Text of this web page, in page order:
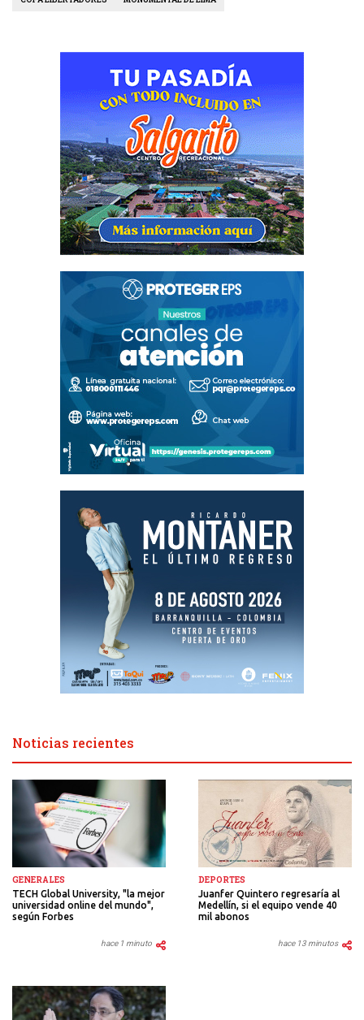
Noticias recientes
GENERALES
TECH Global University, "la mejor
universidad online del mundo",
según Forbes
hace 1 minuto
DEPORTES
Juanfer Quintero regresaría al
Medellín, si el equipo vende 40
mil abonos
hace 13 minutos